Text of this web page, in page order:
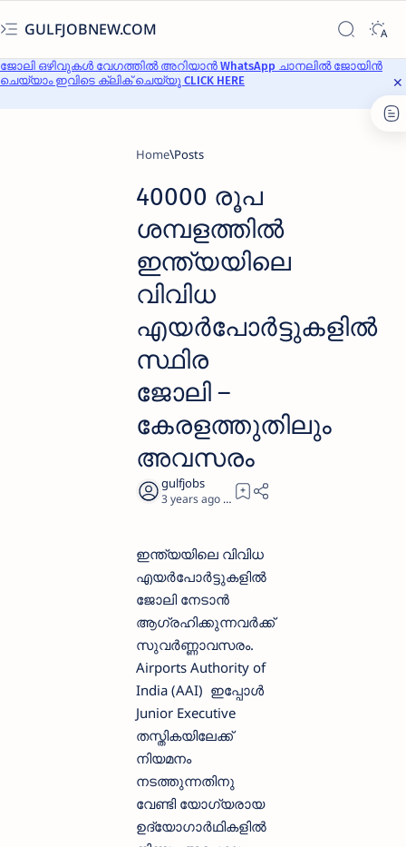
GULFJOBNEW.COM
ജോലി ഒഴിവുകൾ വേഗത്തിൽ അറിയാൻ WhatsApp ചാനലിൽ ജോയിൻ
ചെയ്യാം ഇവിടെ ക്ലിക് ചെയ്യൂ CLICK HERE
Home
40000 രൂപ
ശമ്പളത്തില്‍
ഇന്ത്യയിലെ
വിവിധ
എയര്‍പോര്‍ട്ടുകളില്‍
സ്ഥിര
ജോലി –
കേരളത്തുതിലും
അവസരം
3 years ago 4
ഇന്ത്യയിലെ വിവിധ
എയര്‍പോര്‍ട്ടുകളില്‍
ജോലി നേടാന്‍
ആഗ്രഹിക്കുന്നവര്‍ക്ക്
സുവര്‍ണ്ണാവസരം.
Airports Authority of
India (AAI) ഇപ്പോള്‍
Junior Executive
തസ്തികയിലേക്ക്
നിയമനം
നടത്തുന്നതിനു
വേണ്ടി യോഗ്യരായ
ഉദ്യോഗാര്‍ഥികളില്‍